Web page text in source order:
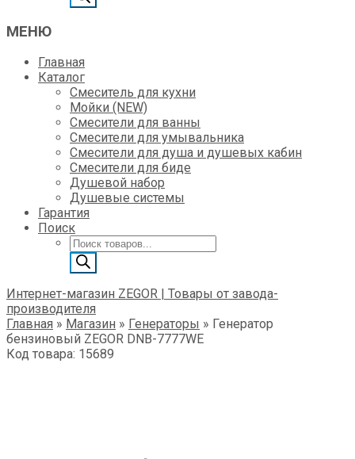
МЕНЮ
Главная
Каталог
Смеситель для кухни
Мойки (NEW)
Смесители для ванны
Смесители для умывальника
Смесители для душа и душевых кабин
Смесители для биде
Душевой набор
Душевые системы
Гарантия
Поиск
Поиск
товаров
Интернет-магазин ZEGOR | Товары от завода-
производителя
Главная » Магазин » Генераторы » Генератор
бензиновый ZEGOR DNB-7777WE
Код товара: 15689